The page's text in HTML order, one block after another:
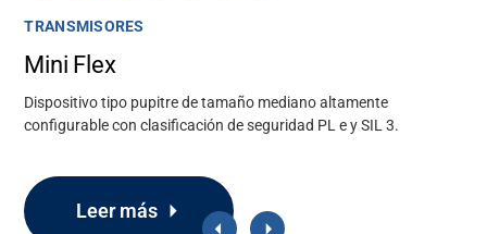
TRANSMISORES
Mini Flex
Dispositivo tipo pupitre de tamaño mediano altamente
configurable con clasificación de seguridad PL e y SIL 3.
Leer más